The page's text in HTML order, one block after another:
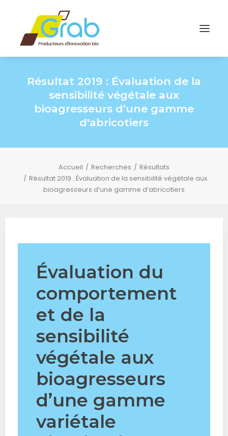
Résultat 2019 : Évaluation de la
sensibilité végétale aux
bioagresseurs d’une gamme
d'abricotiers
Accueil Recherches
Résultats
Résultat 2019 : Évaluation de la sensibilité végétale aux
bioagresseurs d’une gamme d’abricotiers
Évaluation du
comportement
et de la
sensibilité
végétale aux
bioagresseurs
d’une gamme
variétale